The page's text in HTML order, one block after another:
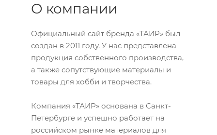
О компании
Официальный сайт бренда «ТАИР» был
создан в 2011 году. У нас представлена
продукция собственного производства,
а также сопутствующие материалы и
товары для хобби и творчества.
Компания «ТАИР» основана в Санкт-
Петербурге и успешно работает на
российском рынке материалов для